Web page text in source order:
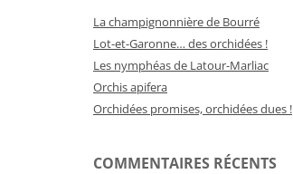
La champignonnière de Bourré
Lot-et-Garonne… des orchidées !
Les nymphéas de Latour-Marliac
Orchis apifera
Orchidées promises, orchidées dues !
COMMENTAIRES RÉCENTS